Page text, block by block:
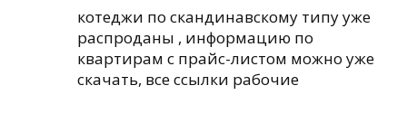
котеджи по скандинавскому типу уже
распроданы , информацию по
квартирам с прайс-листом можно уже
скачать, все ссылки рабочие